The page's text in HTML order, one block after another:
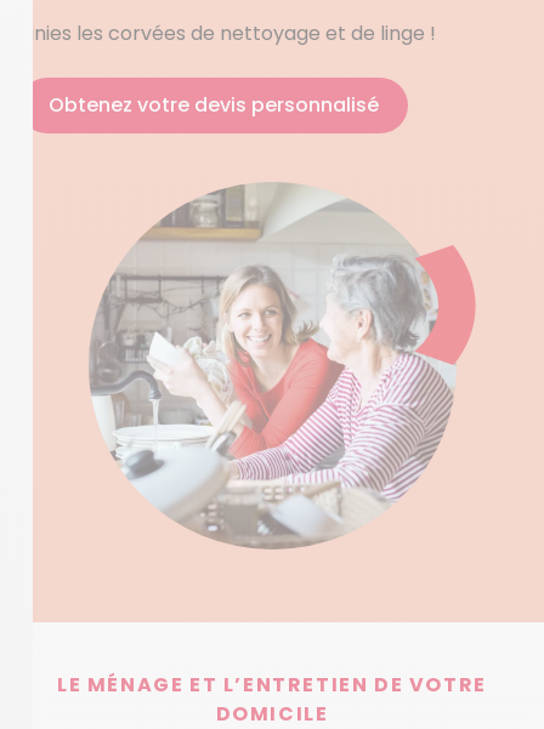
Finies les corvées de nettoyage et de linge !
Obtenez votre devis personnalisé
LE MÉNAGE ET L’ENTRETIEN DE VOTRE
DOMICILE